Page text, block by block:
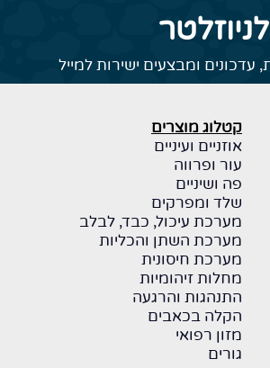
ומבצעים ישירות למייל
קטלוג מוצרים
אוזניים ועיניים
עור ופרווה
פה ושיניים
שלד ומפרקים
מערכת עיכול, כבד, לבלב
מערכת השתן והכליות
מערכת חיסונית
מחלות זיהומיות
התנהגות והרגעה
הקלה בכאבים
מזון רפואי
גורים